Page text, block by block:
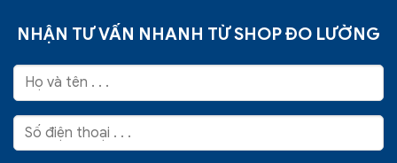
NHẬN TƯ VẤN NHANH TỪ SHOP ĐO LƯỜNG